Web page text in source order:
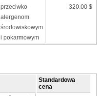
przeciwko
alergenom
środowiskowym
i pokarmowym
320.00 $
Standardowa
cena